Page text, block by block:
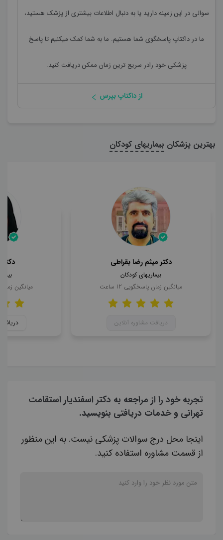
سوالی در این زمینه دارید یا به دنبال اطلاعات بیشتری از پزشک هستید،
ما در داکتاپ پاسخگوی شما هستیم. ما به شما کمک میکنیم تا پاسخ
پزشکی خود رادر سریع ترین زمان ممکن دریافت کنید.
از داکتاپ بپرس
بهترین پزشکان بیماریهای کودکان
دکتر میثم رضا بقراطی
بیماریهای کودکان
میانگین زمان پاسخگویی 12 ساعت
دریافت مشاوره آنلاین
میانگین
تجربه خود را از مراجعه به دکتر اسفندیار استقامت
تهرانی و خدمات دریافتی بنویسید.
اینجا محل درج سوالات پزشکی نیست. به این منظور
از قسمت مشاوره استفاده کنید.